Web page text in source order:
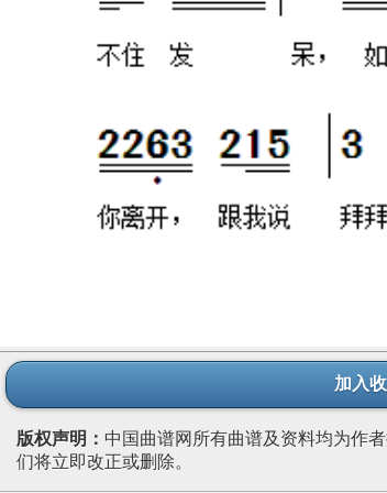
加入
版权声明： 中国曲谱网所有曲谱及资料均为作
们将立即改正或删除。